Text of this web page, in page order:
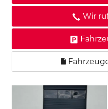
Wir